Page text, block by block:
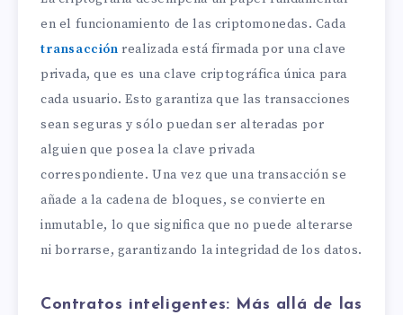
en el funcionamiento de las criptomonedas. Cada
transacción realizada está firmada por una clave
privada, que es una clave criptográfica única para
cada usuario. Esto garantiza que las transacciones
sean seguras y sólo puedan ser alteradas por
alguien que posea la clave privada
correspondiente. Una vez que una transacción se
añade a la cadena de bloques, se convierte en
inmutable, lo que significa que no puede alterarse
ni borrarse, garantizando la integridad de los datos.
Contratos inteligentes: Más allá de las